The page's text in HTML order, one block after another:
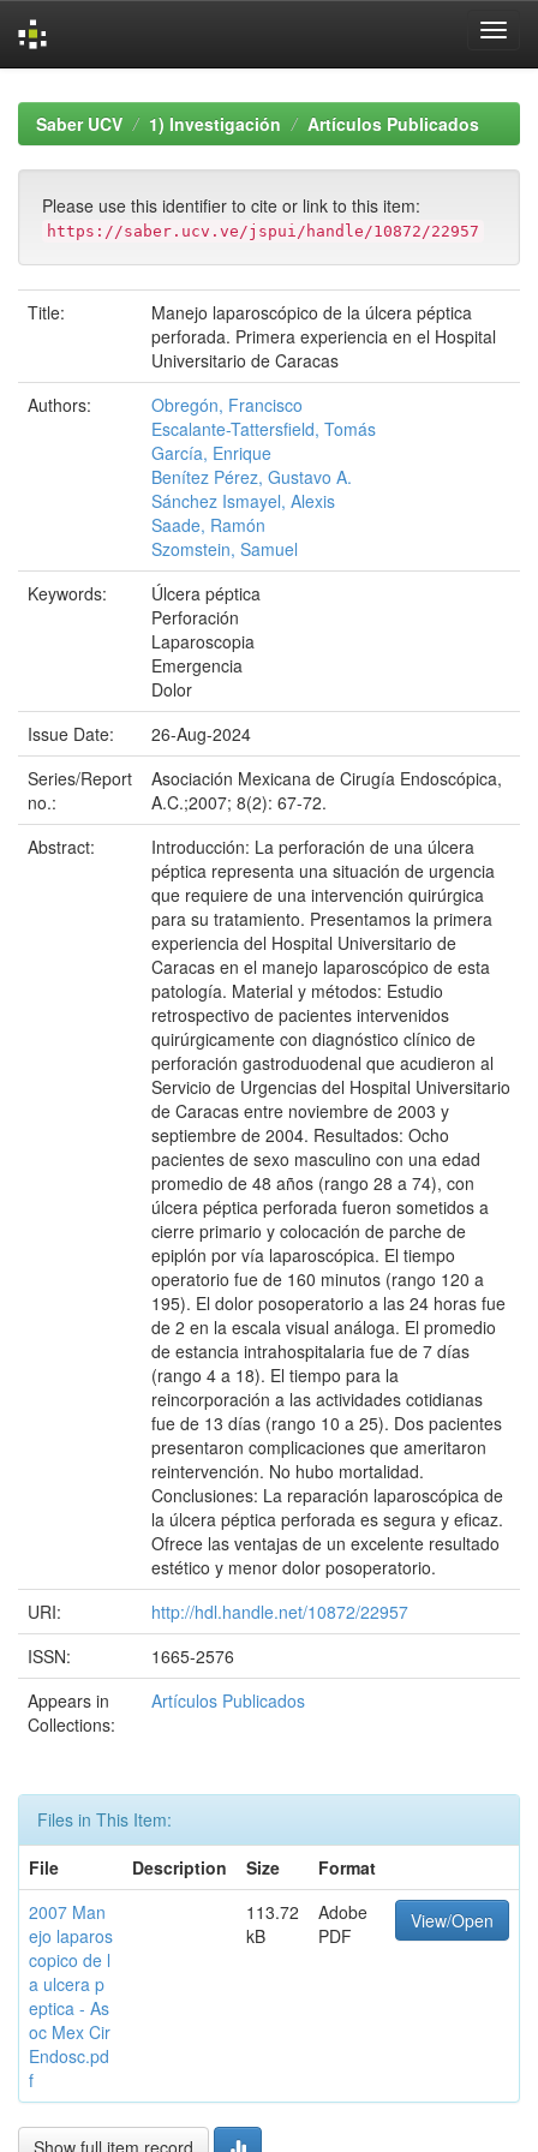
navigationSaber UCV 1) Investigación Artículos Publicados
Please use this identifier to cite or link to this item:
https://saber.ucv.ve/jspui/handle/10872/22957
Title:
Manejo laparoscópico de la úlcera péptica
perforada. Primera experiencia en el Hospital
Universitario de Caracas
Authors:
Obregón, Francisco
Escalante-Tattersfield, Tomás
García, Enrique
Benítez Pérez, Gustavo A.
Sánchez Ismayel, Alexis
Saade, Ramón
Szomstein, Samuel
Keywords:
Úlcera péptica
Perforación
Laparoscopia
Emergencia
Dolor
Issue Date:
26-Aug-2024
Series/Report
no.:
Asociación Mexicana de Cirugía Endoscópica,
A.C.;2007; 8(2): 67-72.
Abstract:
Introducción: La perforación de una úlcera
péptica representa una situación de urgencia
que requiere de una intervención quirúrgica
para su tratamiento. Presentamos la primera
experiencia del Hospital Universitario de
Caracas en el manejo laparoscópico de esta
patología. Material y métodos: Estudio
retrospectivo de pacientes intervenidos
quirúrgicamente con diagnóstico clínico de
perforación gastroduodenal que acudieron al
Servicio de Urgencias del Hospital Universitario
de Caracas entre noviembre de 2003 y
septiembre de 2004. Resultados: Ocho
pacientes de sexo masculino con una edad
promedio de 48 años (rango 28 a 74), con
úlcera péptica perforada fueron sometidos a
cierre primario y colocación de parche de
epiplón por vía laparoscópica. El tiempo
operatorio fue de 160 minutos (rango 120 a
195). El dolor posoperatorio a las 24 horas fue
de 2 en la escala visual análoga. El promedio
de estancia intrahospitalaria fue de 7 días
(rango 4 a 18). El tiempo para la
reincorporación a las actividades cotidianas
fue de 13 días (rango 10 a 25). Dos pacientes
presentaron complicaciones que ameritaron
reintervención. No hubo mortalidad.
Conclusiones: La reparación laparoscópica de
la úlcera péptica perforada es segura y eficaz.
Ofrece las ventajas de un excelente resultado
estético y menor dolor posoperatorio.
URI:
http://hdl.handle.net/10872/22957
ISSN:
1665-2576
Appears in
Collections:
Artículos Publicados
Files in This Item:
File
Description Size
Format
2007 Man
ejo laparos
copico de l
a ulcera p
eptica - As
oc Mex Cir
Endosc.pd
f
113.72
kB
Adobe
PDF
View/Open
Show full item record